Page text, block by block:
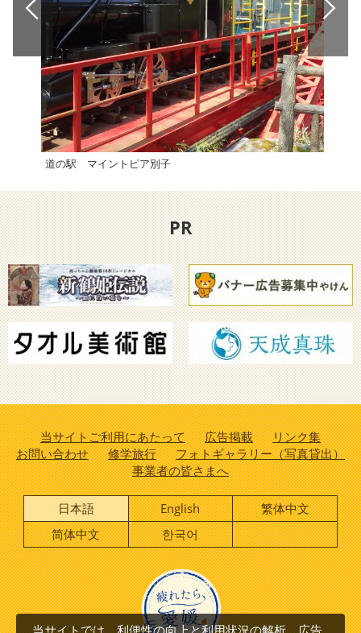
道の駅 マイントピア別子
PR
当サイトご利用にあたって 広告掲載
リンク集
お問い合わせ
修学旅行
フォトギャラリー（写真貸出）
事業者の皆さまへ
日本語 English
繁体中文
简体中文
한국어
当サイトでは、利便性の向上と利用状況の解析、広告